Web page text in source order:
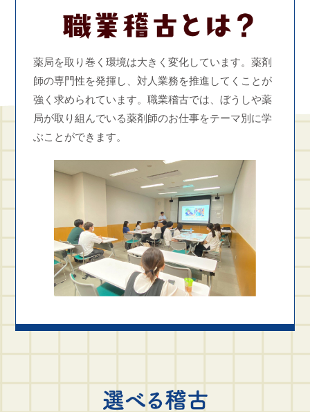
薬局を取り巻く環境は大きく変化しています。薬剤
師の​専門性を発揮し、対人業務を推進してくことが
強く求め​られています。職業稽古では、ぼうしや薬
局が取り組ん​でいる薬剤師のお仕事をテーマ別に学
ぶことができま​す。